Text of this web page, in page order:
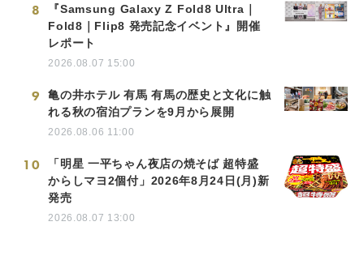
8
『Samsung Galaxy Z Fold8 Ultra｜
Fold8｜Flip8 発売記念イベント』開催
レポート
2026.08.07 15:00
9
亀の井ホテル 有馬 有馬の歴史と文化に触
れる秋の宿泊プランを9月から展開
2026.08.06 11:00
10
「明星 一平ちゃん夜店の焼そば 超特盛
からしマヨ2個付」2026年8月24日(月)新
発売
2026.08.07 13:00